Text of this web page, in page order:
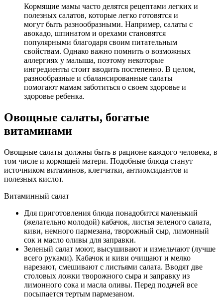
Кормящие мамы часто делятся рецептами легких и
полезных салатов, которые легко готовятся и
могут быть разнообразными. Например, салаты с
авокадо, шпинатом и орехами становятся
популярными благодаря своим питательным
свойствам. Однако важно помнить о возможных
аллергиях у малыша, поэтому некоторые
ингредиенты стоит вводить постепенно. В целом,
разнообразные и сбалансированные салаты
помогают мамам заботиться о своем здоровье и
здоровье ребенка.
Овощные салаты, богатые
витаминами
Овощные салаты должны быть в рационе каждого человека, в
том числе и кормящей матери. Подобные блюда станут
источником витаминов, клетчатки, антиоксидантов и
полезных кислот.
Витаминный салат
Для приготовления блюда понадобится маленький
(желательно молодой) кабачок, листья зеленого салата,
киви, немного пармезана, творожный сыр, лимонный
сок и масло оливы для заправки.
Зеленый салат моют, высушивают и измельчают (лучше
всего руками). Кабачок и киви очищают и мелко
нарезают, смешивают с листьями салата. Вводят две
столовых ложки творожного сыра и заправку из
лимонного сока и масла оливы. Перед подачей все
посыпается тертым пармезаном.